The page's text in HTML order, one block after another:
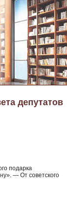
депутатов
подарка
— От советского